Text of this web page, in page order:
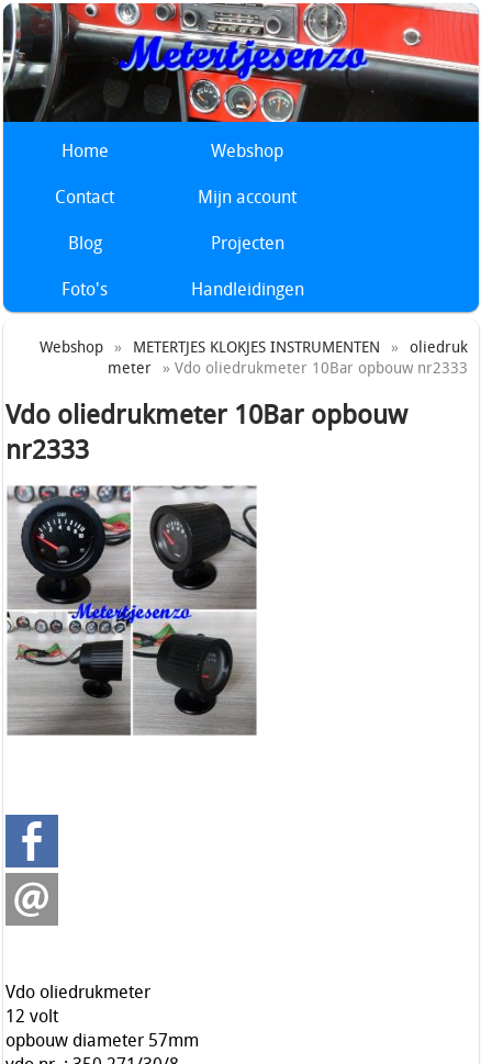
Home
Webshop
Contact
Mijn account
Blog
Projecten
Foto's
Handleidingen
Webshop » METERTJES KLOKJES INSTRUMENTEN » oliedruk
meter » Vdo oliedrukmeter 10Bar opbouw nr2333
Vdo oliedrukmeter 10Bar opbouw
nr2333
Vdo oliedrukmeter
12 volt
opbouw diameter 57mm